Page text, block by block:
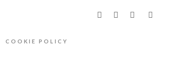
COOKIE POLICY